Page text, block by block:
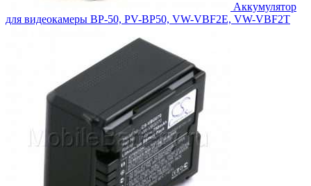
Аккумулятор
для видеокамеры BP-50, PV-BP50, VW-VBF2E, VW-VBF2T